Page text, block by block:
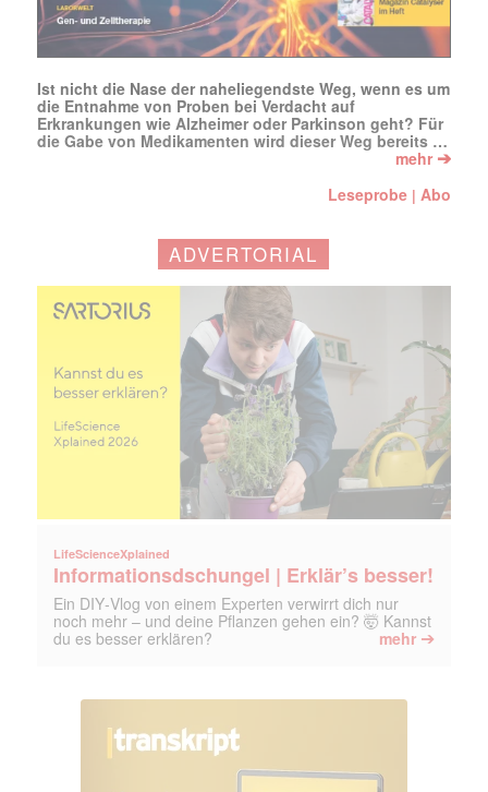
Ist nicht die Nase der naheliegendste Weg, wenn es um
die Entnahme von Proben bei Verdacht auf
Erkrankungen wie Alzheimer oder Parkinson geht? Für
die Gabe von Medikamenten wird dieser Weg bereits …
mehr ➔
Leseprobe |Abo
ADVERTORIAL
LifeScienceXplained
Informationsdschungel | Erklär’s besser!
Ein DIY‑Vlog von einem Experten verwirrt dich nur
noch mehr – und deine Pflanzen gehen ein? 🤯 Kannst
du es besser erklären?
mehr ➔